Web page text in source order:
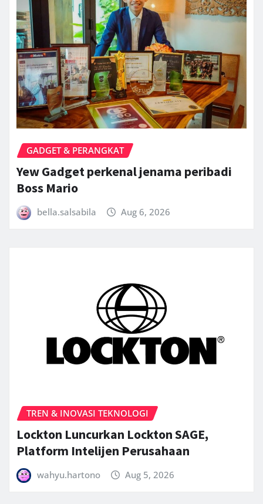
GADGET & PERANGKAT
Yew Gadget perkenal jenama peribadi
Boss Mario
bella.salsabila Aug 6, 2026
TREN & INOVASI TEKNOLOGI
Lockton Luncurkan Lockton SAGE,
Platform Intelijen Perusahaan
wahyu.hartono Aug 5, 2026